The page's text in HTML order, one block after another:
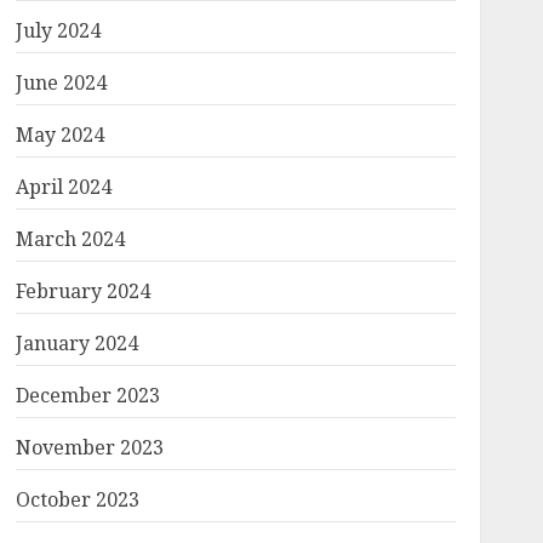
July 2024
June 2024
May 2024
April 2024
March 2024
February 2024
January 2024
December 2023
November 2023
October 2023